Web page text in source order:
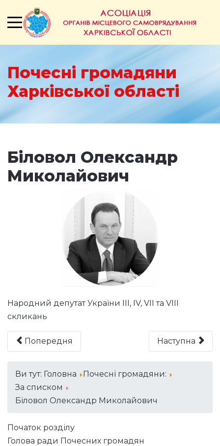
Почесні громадяни
Харківської області
Біловол Олександр
Миколайович
Народний депутат України ІІІ, ІV, VIІ та VIІІ
скликань
Попередня Наступна
Ви тут: Головна
Почесні громадяни:
За списком
Біловол Олександр Миколайович
Початок розділу
Голова ради Почесних громадян